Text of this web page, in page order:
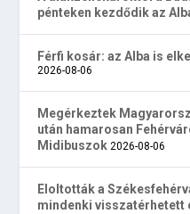
pénteken kezdődik az
Férfi kosár: az Alba is
2026-08-06
Megérkeztek
után hamarosan
Midibuszok 2026-08-06
Eloltották a
mindenki visszatérhetett